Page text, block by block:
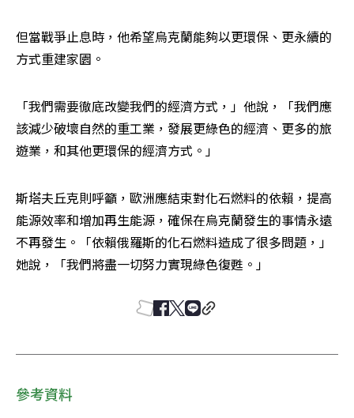
但當戰爭止息時，他希望烏克蘭能夠以更環保、更永續的
方式重建家園。
「我們需要徹底改變我們的經濟方式，」他說，「我們應
該減少破壞自然的重工業，發展更綠色的經濟、更多的旅
遊業，和其他更環保的經濟方式。」
斯塔夫丘克則呼籲，歐洲應結束對化石燃料的依賴，提高
能源效率和增加再生能源，確保在烏克蘭發生的事情永遠
不再發生。「依賴俄羅斯的化石燃料造成了很多問題，」
她說，「我們將盡一切努力實現綠色復甦。」
參考資料